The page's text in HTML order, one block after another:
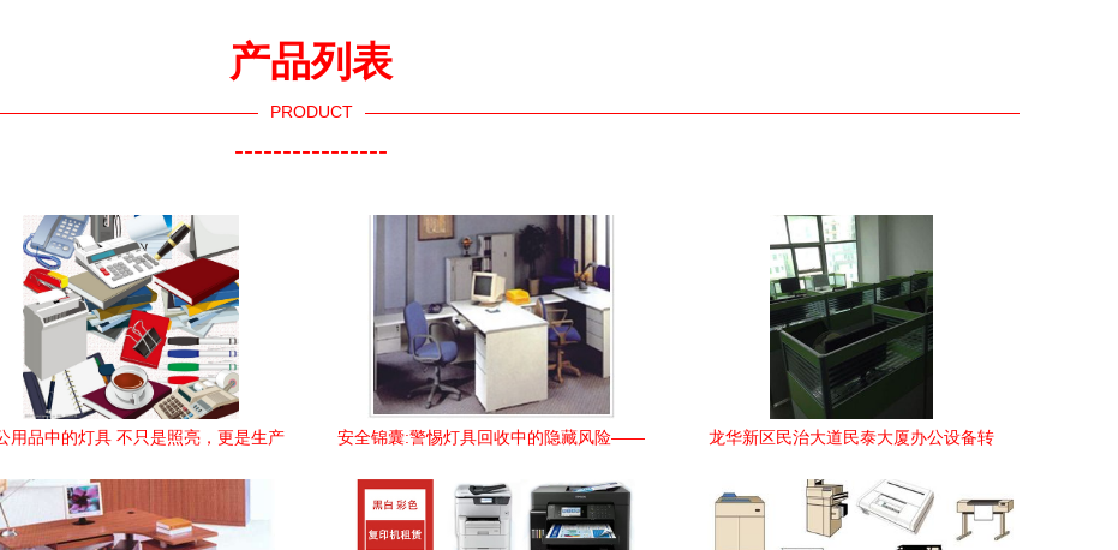
产品列表
PRODUCT
----------------
用品中的灯具 不只是照亮，更是生产
安全锦囊:警惕灯具回收中的隐藏风险——
龙华新区民治大道民泰大厦办公设备转